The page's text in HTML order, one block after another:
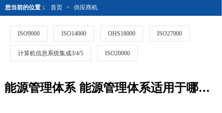
您当前的位置： 首页 > 供应商机
ISO9000 ISO14000 OHS18000 ISO27000
计算机信息系统集成3/4/5 ISO20000
能源管理体系 能源管理体系适用于哪些企业